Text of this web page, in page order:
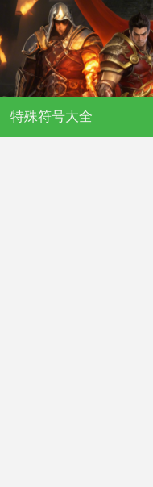
新开传奇私
特殊符号大全